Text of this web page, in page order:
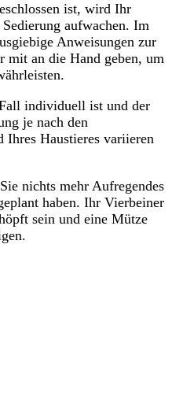
ist, wird Ihr
aufwachen. Im
Anweisungen zur
mit an die Hand geben, um
individuell ist und der
je nach den
Ihres Haustieres variieren
nichts mehr Aufregendes
haben. Ihr Vierbeiner
sein und eine Mütze